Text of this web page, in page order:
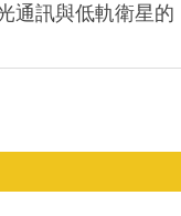
通訊與低軌衛星的